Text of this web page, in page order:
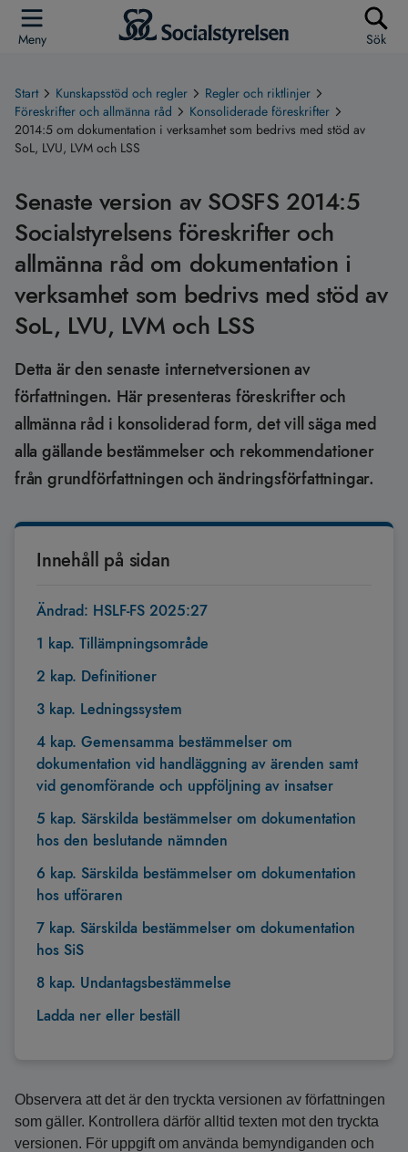
Meny Sök
Start Kunskapsstöd och regler
Regler och riktlinjer
Föreskrifter och allmänna råd
Konsoliderade föreskrifter
2014:5 om dokumentation i verksamhet som bedrivs med stöd av
SoL, LVU, LVM och LSS
Senaste version av SOSFS 2014:5
Socialstyrelsens föreskrifter och
allmänna råd om dokumentation i
verksamhet som bedrivs med stöd av
SoL, LVU, LVM och LSS
Detta är den senaste internetversionen av
författningen. Här presenteras föreskrifter och
allmänna råd i konsoliderad form, det vill säga med
alla gällande bestämmelser och rekommendationer
från grundförfattningen och ändringsförfattningar.
Innehåll på sidan
Ändrad: HSLF-FS 2025:27
1 kap. Tillämpningsområde
2 kap. Definitioner
3 kap. Ledningssystem
4 kap. Gemensamma bestämmelser om
dokumentation vid handläggning av ärenden samt
vid genomförande och uppföljning av insatser
5 kap. Särskilda bestämmelser om dokumentation
hos den beslutande nämnden
6 kap. Särskilda bestämmelser om dokumentation
hos utföraren
7 kap. Särskilda bestämmelser om dokumentation
hos SiS
8 kap. Undantagsbestämmelse
Ladda ner eller beställ
Observera att det är den tryckta versionen av författningen
som gäller. Kontrollera därför alltid texten mot den tryckta
versionen. För uppgift om använda bemyndiganden och